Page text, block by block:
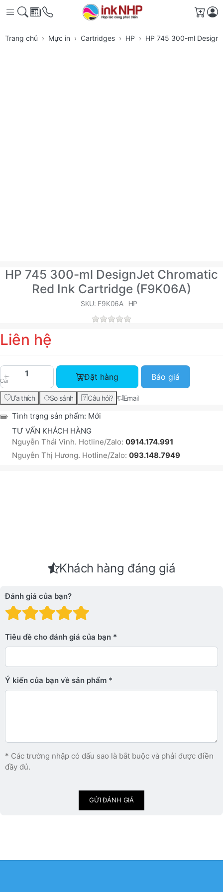
Giỏ
Trang chủ Mực in Cartridges HP HP 745 300-ml
HP 745 300-ml DesignJet Chromatic
Red Ink Cartridge (F9K06A)
SKU: F9K06A HP
Liên hệ
Cái
HP 745 300-ml DesignJet Chromatic Red Ink
Đặt hàng Báo giá
Ưa thích So sánh Câu hỏi? Email
Tình trạng sản phẩm: Mới
TƯ VẤN KHÁCH HÀNG
Nguyễn Thái Vinh. Hotline/Zalo: 0914.174.991
Nguyễn Thị Hương. Hotline/Zalo: 093.148.7949
Khách hàng đáng giá
Đánh giá của bạn?
Đánh giá: 4 trên 5
Đánh giá: 3 trên 5 sao.
Đánh giá: 2 trên 5 sao.
Đánh giá: 1 trên 5 sao. Xấu
Tiêu đề cho đánh giá của bạn
Ý kiến ​​của bạn về sản phẩm
* Các trường nhập có dấu sao là bắt buộc và phải được điền
đầy đủ.
GỬI ĐÁNH GIÁ